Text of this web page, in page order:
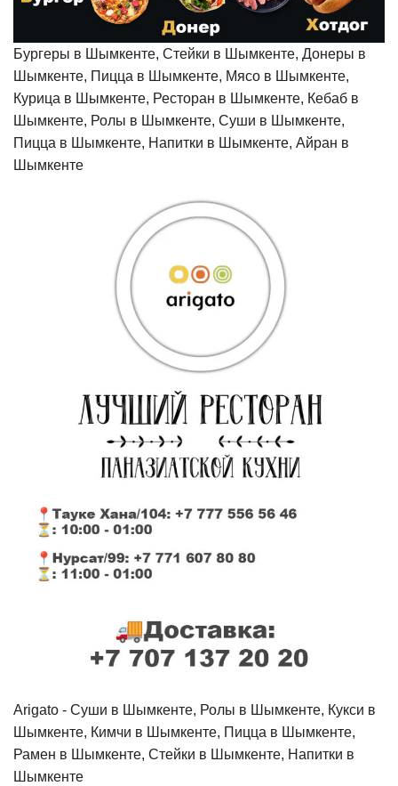
Бургеры в Шымкенте, Стейки в Шымкенте, Донеры в
Шымкенте, Пицца в Шымкенте, Мясо в Шымкенте,
Курица в Шымкенте, Ресторан в Шымкенте, Кебаб в
Шымкенте, Ролы в Шымкенте, Суши в Шымкенте,
Пицца в Шымкенте, Напитки в Шымкенте, Айран в
Шымкенте
Arigato - Cуши в Шымкенте, Ролы в Шымкенте, Кукси в
Шымкенте, Кимчи в Шымкенте, Пицца в Шымкенте,
Рамен в Шымкенте, Стейки в Шымкенте, Напитки в
Шымкенте